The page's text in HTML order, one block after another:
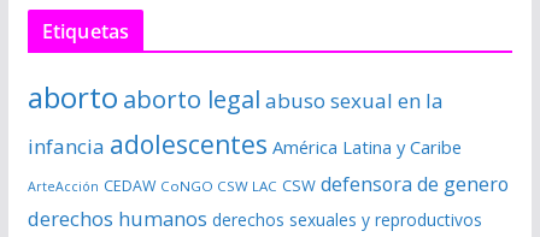
r
v
í
e
o
Etiquetas
aborto aborto legal abuso sexual en la
infancia adolescentes América Latina y Caribe
ArteAcción CEDAW CoNGO CSW LAC CSW defensora de genero
derechos humanos derechos sexuales y reproductivos